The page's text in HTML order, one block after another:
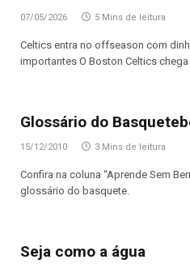
07/05/2026 5 Mins de leitura
Celtics entra no offseason com
importantes O Boston Celtics chega
Glossário do
15/12/2010 3 Mins de leitura
Confira na coluna “Aprende Sem
glossário do basquete.
Seja como a água